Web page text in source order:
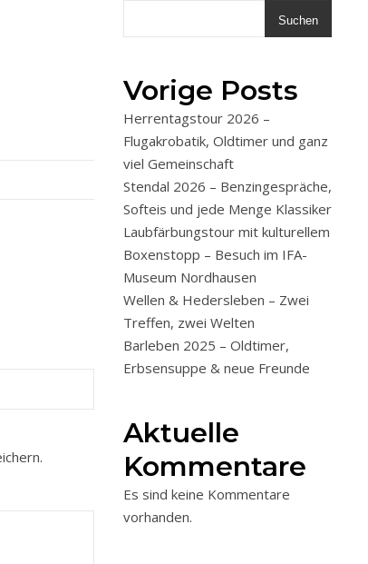
Suchen
Vorige Posts
Herrentagstour 2026 –
Flugakrobatik, Oldtimer und ganz
viel Gemeinschaft
Stendal 2026 – Benzingespräche,
Softeis und jede Menge Klassiker
Laubfärbungstour mit kulturellem
Boxenstopp – Besuch im IFA-
Museum Nordhausen
Wellen & Hedersleben – Zwei
Treffen, zwei Welten
Barleben 2025 – Oldtimer,
Erbsensuppe & neue Freunde
Aktuelle
Kommentare
Es sind keine Kommentare
vorhanden.